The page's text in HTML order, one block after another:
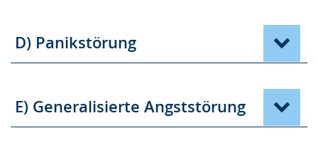
D) Panikstörung
E) Generalisierte Angststörung